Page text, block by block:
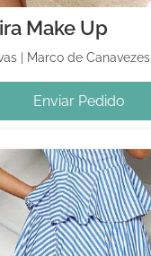
Make Up
Marco de Canavezes
Enviar Pedido